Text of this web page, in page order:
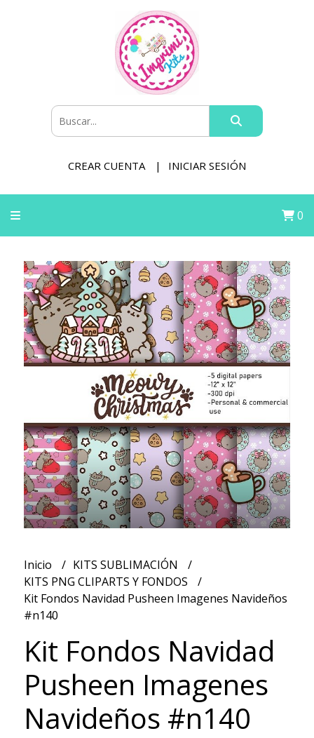
CREAR CUENTA INICIAR SESIÓN
0
Inicio
KITS SUBLIMACIÓN
KITS PNG CLIPARTS Y FONDOS
Kit Fondos Navidad Pusheen Imagenes Navideños
#n140
Kit Fondos Navidad
Pusheen Imagenes
Navideños #n140